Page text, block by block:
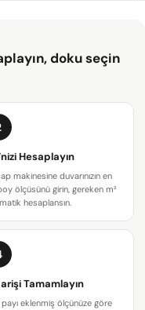
doku seçin
Hesaplayın
makinesine duvarınızın en
ölçüsünü girin, gereken m²
hesaplansın.
Tamamlayın
payı eklenmiş ölçünüze göre